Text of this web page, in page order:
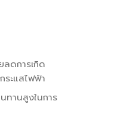
ลดการเกิด
ระแสไฟฟ้า
ทานสูงในการ